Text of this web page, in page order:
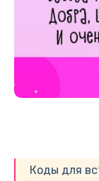
Коды для